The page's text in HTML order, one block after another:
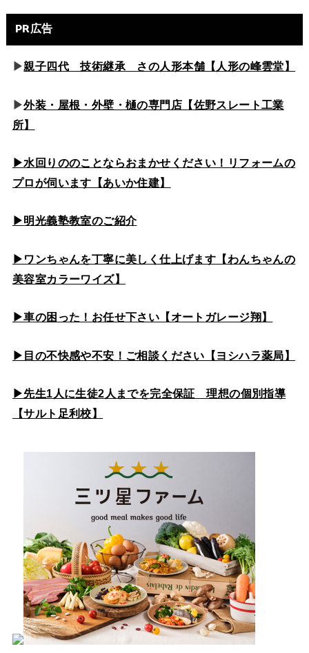
PR広告
▶親子四代 技術継承 さの人形本舗【人形の峰雲堂】
▶外装・屋根・外壁・樋の専門店【佐野スレート工業
所】
▶水回りののことならおまかせください！リフォームの
プロが伺います【あいか住建】
▶明光義塾教室のご紹介
▶ワンちゃんを丁寧に美しく仕上げます【わんちゃんの
美容室カラーワイズ】
▶車の困った！お任せ下さい【オートガレージ翔】
▶目の不快感や不安！ご相談ください【ヨシハラ薬局】
▶先生1人に生徒2人までを完全保証 理想の個別指導
【サルト足利校】